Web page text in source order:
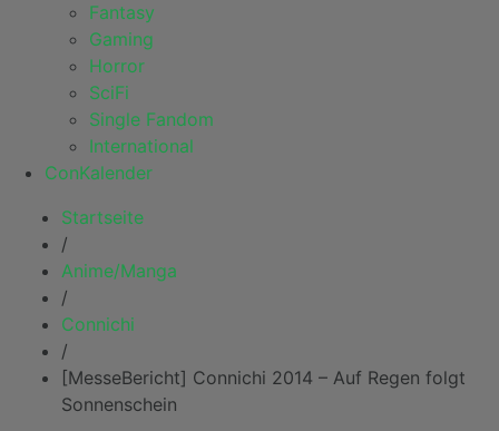
Fantasy
Gaming
Horror
SciFi
Single Fandom
International
ConKalender
Startseite
/
Anime/Manga
/
Connichi
/
[MesseBericht] Connichi 2014 – Auf Regen folgt
Sonnenschein